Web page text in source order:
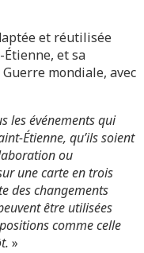
et réutilisée
et sa
mondiale, avec
les événements qui
Étienne, qu’ils soient
ou
une carte en trois
des changements
être utilisées
comme celle
»